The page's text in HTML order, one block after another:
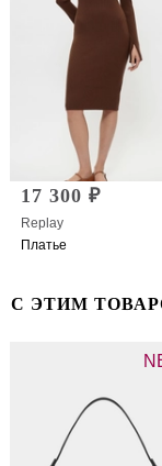
17 300 ₽
Replay
Платье
С ЭТИМ